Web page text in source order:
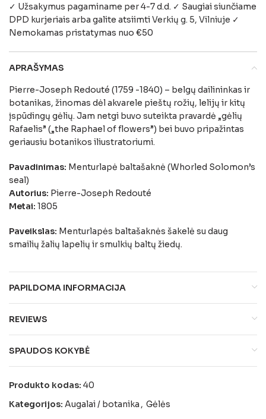
✓ Užsakymus pagaminame per 4-7 d.d. ✓ Saugiai siunčiame
DPD kurjeriais arba galite atsiimtiVerkių g. 5, Vilniuje ✓
Nemokamas pristatymas nuo €50
APRAŠYMAS
Pierre-Joseph Redouté (1759 -1840) – belgų dailininkas ir
botanikas, žinomas dėl akvarele pieštų rožių, lelijų ir kitų
įspūdingų gėlių. Jam netgi buvo suteikta pravardė „gėlių
Rafaelis” („the Raphael of flowers”) bei buvo pripažintas
geriausiu botanikos iliustratoriumi.
Pavadinimas: Menturlapė baltašaknė (Whorled Solomon’s
seal)
Autorius: Pierre-Joseph Redouté
Metai: 1805
Paveikslas: Menturlapės baltašaknės šakelė su daug
smailių žalių lapelių ir smulkių baltų žiedų.
PAPILDOMA INFORMACIJA
REVIEWS
SPAUDOS KOKYBĖ
Produkto kodas: 40
Kategorijos: Augalai / botanika , Gėlės